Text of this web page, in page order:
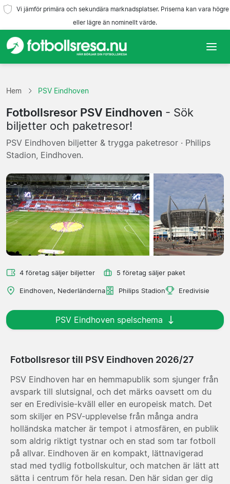
Vi jämför primära och sekundära marknadsplatser. Priserna kan vara högre
eller lägre än nominellt värde.
Lag
Ligor
Resebyråer
Hem PSV Eindhoven
Fotbollsresor PSV Eindhoven - Sök
biljetter och paketresor!
PSV Eindhoven biljetter & trygga paketresor · Philips
Stadion, Eindhoven.
4 företag säljer biljetter 5 företag säljer paket
Eindhoven, Nederländerna Philips Stadion Eredivisie
PSV Eindhoven spelschema
Fotbollsresor till PSV Eindhoven 2026/27
PSV Eindhoven har en hemmapublik som sjunger från
avspark till slutsignal, och det märks oavsett om du
ser en Eredivisie-kväll eller en europeisk match. Det
som skiljer en PSV-upplevelse från många andra
holländska matcher är tempot i atmosfären, en publik
som aldrig riktigt tystnar och en stad som tar fotboll
på allvar. Eindhoven är en kompakt, lättnavigerad
stad med tydlig fotbollskultur, och matchen är lätt att
sätta i centrum för hela resan. Den här sidan ger dig